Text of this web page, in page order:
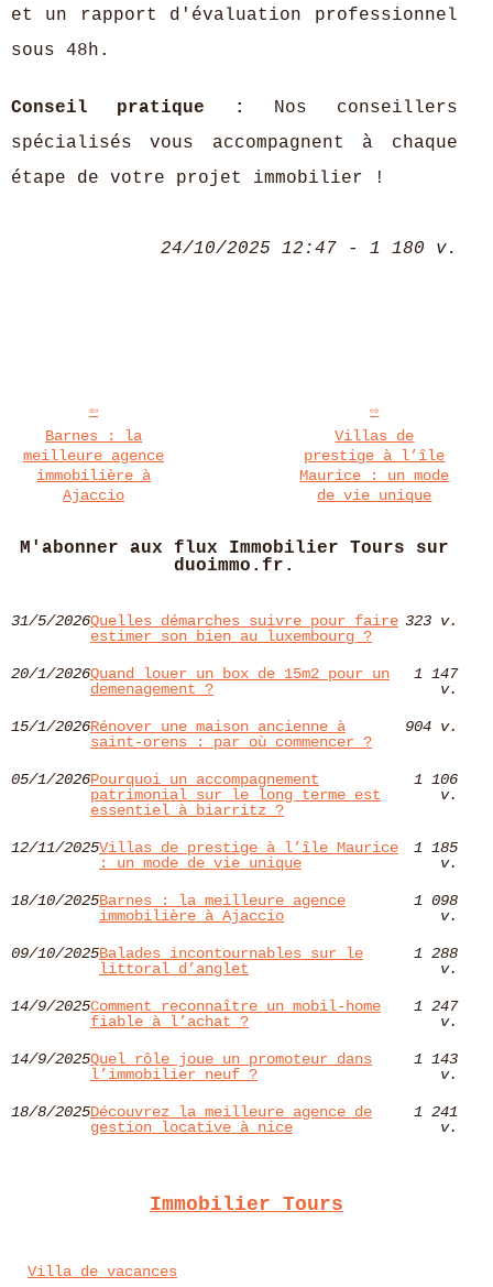
et un rapport d'évaluation professionnel
sous 48h.
Conseil pratique :
Nos conseillers
spécialisés vous accompagnent à chaque
étape de votre projet immobilier !
24/10/2025 12:47 - 1 180 v.
Barnes : la
meilleure agence
immobilière à
Ajaccio
Villas de
prestige à l’île
Maurice : un mode
de vie unique
M'abonner aux flux Immobilier Tours sur
duoimmo.fr.
31/5/2026Quelles démarches suivre pour faire
estimer son bien au luxembourg ?
323 v.
20/1/2026Quand louer un box de 15m2 pour un
demenagement ?
1 147
v.
15/1/2026Rénover une maison ancienne à
saint-orens : par où commencer ?
904 v.
05/1/2026Pourquoi un accompagnement
patrimonial sur le long terme est
essentiel à biarritz ?
1 106
v.
12/11/2025Villas de prestige à l’île Maurice
: un mode de vie unique
1 185
v.
18/10/2025Barnes : la meilleure agence
immobilière à Ajaccio
1 098
v.
09/10/2025Balades incontournables sur le
littoral d’anglet
1 288
v.
14/9/2025Comment reconnaître un mobil-home
fiable à l’achat ?
1 247
v.
14/9/2025Quel rôle joue un promoteur dans
l’immobilier neuf ?
1 143
v.
18/8/2025Découvrez la meilleure agence de
gestion locative à nice
1 241
v.
Immobilier Tours
Villa de vacances